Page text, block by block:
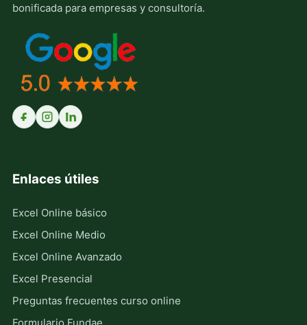
bonificada para empresas y consultoría.
Enlaces útiles
Excel Online básico
Excel Online Medio
Excel Online Avanzado
Excel Presencial
Preguntas frecuentes curso online